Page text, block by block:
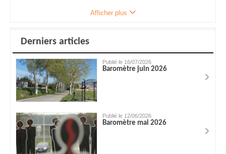
Afficher plus
Derniers articles
Publié le 16/07/2026
Baromètre juin 2026
Publié le 12/06/2026
Baromètre mai 2026